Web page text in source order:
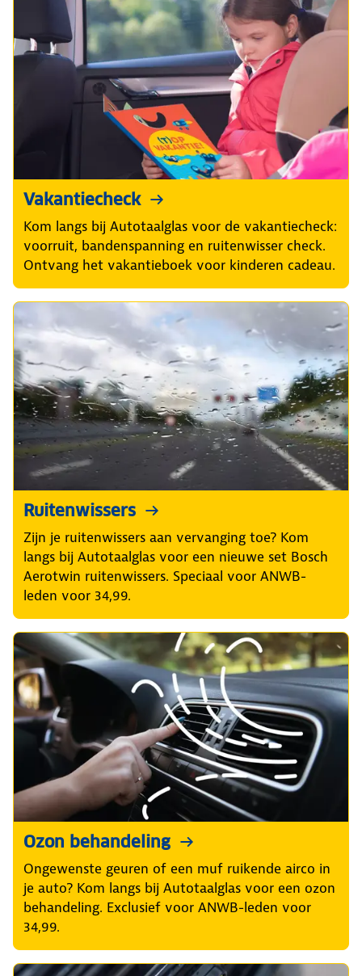
Vakantiecheck
Kom langs bij Autotaalglas voor de vakantiecheck:
voorruit, bandenspanning en ruitenwisser check.
Ontvang het vakantieboek voor kinderen cadeau.
Ruitenwissers
Zijn je ruitenwissers aan vervanging toe? Kom
langs bij Autotaalglas voor een nieuwe set Bosch
Aerotwin ruitenwissers. Speciaal voor ANWB-
leden voor 34,99.
Ozon behandeling
Ongewenste geuren of een muf ruikende airco in
je auto? Kom langs bij Autotaalglas voor een ozon
behandeling. Exclusief voor ANWB-leden voor
34,99.